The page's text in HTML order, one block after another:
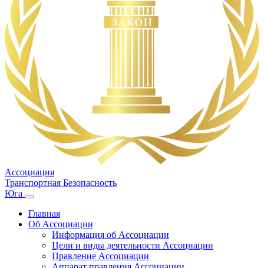
Ассоциация
Транспортная Безопасность
Юга
Главная
Об Ассоциации
Информация об Ассоциации
Цели и виды деятельности Ассоциации
Правление Ассоциации